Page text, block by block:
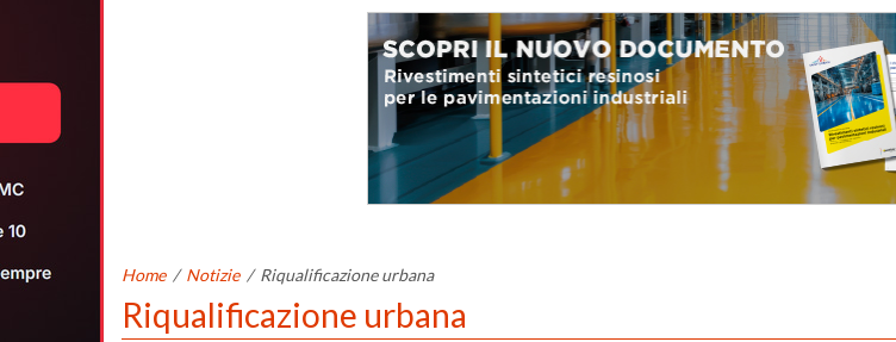
Home / Notizie / Riqualificazione urbana
Riqualificazione urbana